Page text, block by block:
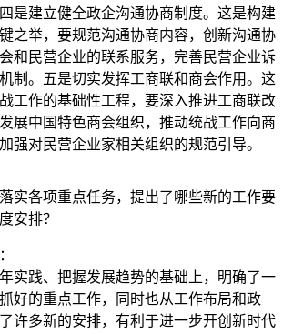
是建立健全政企沟通协商制度。这是构建
之举，要规范沟通协商内容，创新沟通协
和民营企业的联系服务，完善民营企业诉
制。五是切实发挥工商联和商会作用。这
工作的基础性工程，要深入推进工商联改
展中国特色商会组织，推动统战工作向商
强对民营企业家相关组织的规范引导。
实各项重点任务，提出了哪些新的工作要
安排？
实践、把握发展趋势的基础上，明确了一
好的重点工作，同时也从工作布局和政
许多新的安排，有利于进一步开创新时代